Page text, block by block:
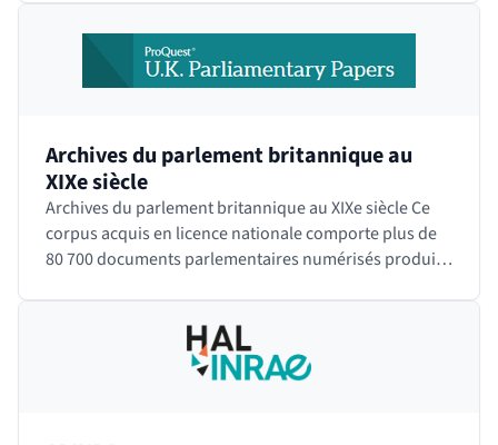
Archives du parlement britannique au
XIXe siècle
Archives du parlement britannique au XIXe siècle Ce
corpus acquis en licence nationale comporte plus de
80 700 documents parlementaires numérisés produits